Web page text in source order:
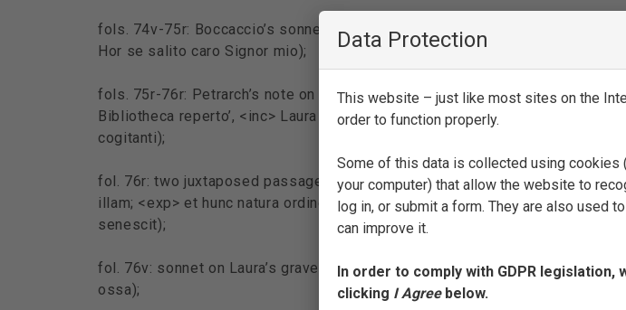
Data Protection
This website – just like most sites on the
order to function properly.
Some of this data is collected using
your computer) that allow the website to
log in, or submit a form. They are also used
can improve it.
In order to comply with GDPR legislation,
clicking I Agreebelow.
fols. 74v-75r: Boccaccio’s sonnet on the death of Petrarch (‘Sonetto di
Hor se salito caro Signor mio);
fols. 75r-76r: Petrarch’s note on Laura (‘Memorabilia quaedam de Laura
Bibliotheca reperto’, <inc> Laura proprijs uirtutibus ill[ust]ris, et meis
cogitanti);
fol. 76r: two juxtaposed passages from Petrarch’sSecretumIII (‘ex colloquio
illam; <exp> et hunc natura ordinem tibi fingis immobilem; passage 2:
senescit);
fol. 76v: sonnet on Laura’s grave (‘Sonetto ritrouato nella sepoltura di
ossa);